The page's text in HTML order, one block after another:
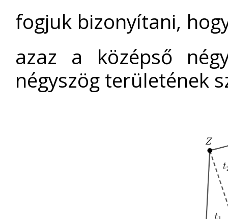
fogjuk bizonyítani,
azaz a középső
négyszög területének